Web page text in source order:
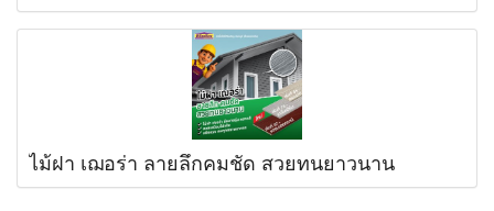
ไม้ฝา เฌอร่า ลายลึกคมชัด สวยทนยาวนาน